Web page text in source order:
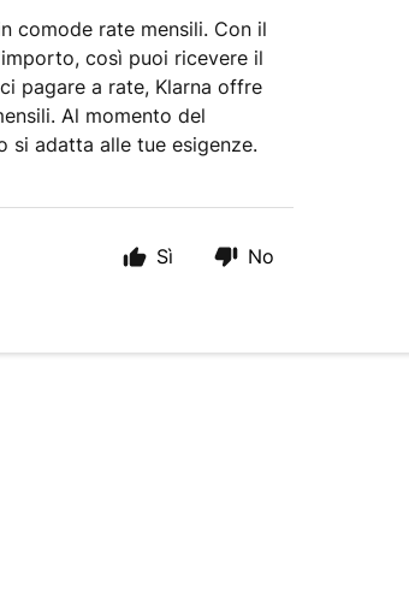
comode rate mensili. Con il
così puoi ricevere il
pagare a rate, Klarna offre
Al momento del
si adatta alle tue esigenze.
Sì No